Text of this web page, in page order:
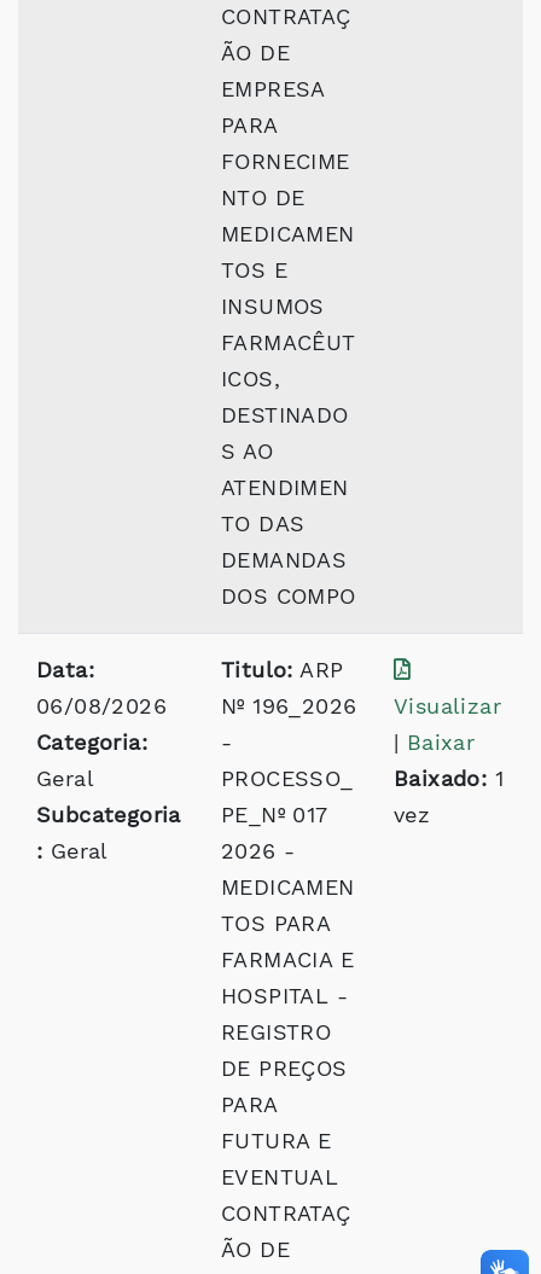
CONTRATAÇ
ÃO DE
EMPRESA
PARA
FORNECIME
NTO DE
MEDICAMEN
TOS E
INSUMOS
FARMACÊUT
ICOS,
DESTINADO
S AO
ATENDIMEN
TO DAS
DEMANDAS
DOS COMPO
Data:
06/08/2026
Categoria:
Geral
Subcategoria
: Geral
Titulo: ARP
Nº 196_2026
-
PROCESSO_
PE_Nº 017
2026 -
MEDICAMEN
TOS PARA
FARMACIA E
HOSPITAL -
REGISTRO
DE PREÇOS
PARA
FUTURA E
EVENTUAL
CONTRATAÇ
ÃO DE
Visualizar
| Baixar
Baixado: 1
vez